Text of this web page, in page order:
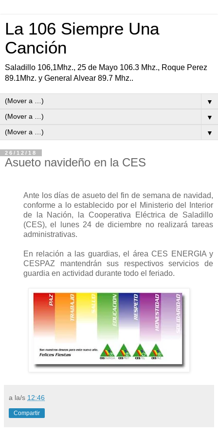
La 106 Siempre Una
Canción
Saladillo 106,1Mhz., 25 de Mayo 106.3 Mhz., Roque Perez
89.1Mhz. y General Alvear 89.7 Mhz..
▼
▼
▼
26/12/18
Asueto navideño en la CES
Ante los días de asueto del fin de semana de navidad,
conforme a lo establecido por el Ministerio del Interior
de la Nación, la Cooperativa Eléctrica de Saladillo
(CES), el lunes 24 de diciembre no realizará tareas
administrativas.
En relación a las guardias, el áreaCES ENERGIA y
CESPAZ mantendrán sus respectivos servicios de
guardia en actividad durante todo el feriado.
a la/s 12:46
Compartir